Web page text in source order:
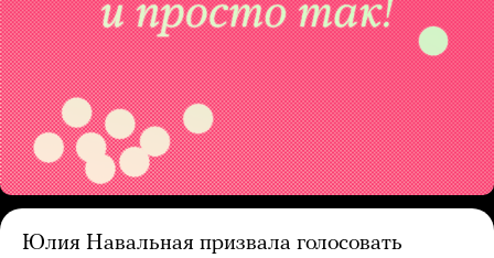
Юлия Навальная призвала голосовать